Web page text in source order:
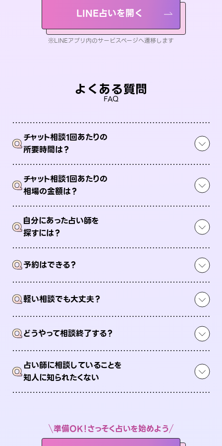
LINE占いを開く
※LINEアプリ内のサービスページへ遷移します
よくある質問
FAQ
Qチャット相談1回あたりの
所要時間は？
Qチャット相談1回あたりの
相場の金額は？
Q自分にあった占い師を
探すには？
Q予約はできる？
Q軽い相談でも大丈夫？
Qどうやって相談終了する？
Q占い師に相談していることを
知人に知られたくない
準備OK！さっそく占いを始めよう